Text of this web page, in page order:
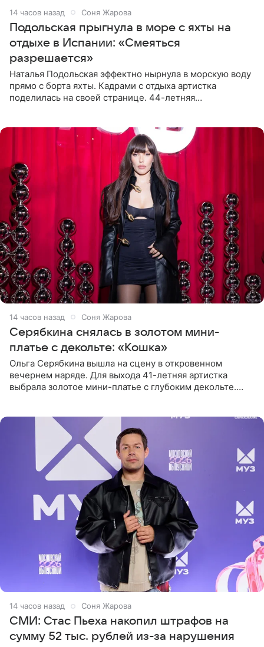
14 часов назад Соня Жарова
Подольская прыгнула в море с яхты на
отдыхе в Испании: «Смеяться
разрешается»
Наталья Подольская эффектно нырнула в морскую воду
прямо с борта яхты. Кадрами с отдыха артистка
поделилась на своей странице. 44-летняя
14 часов назад Соня Жарова
Серябкина снялась в золотом мини-
платье с декольте: «Кошка»
Ольга Серябкина вышла на сцену в откровенном
вечернем наряде. Для выхода 41-летняя артистка
выбрала золотое мини-платье с глубоким декольте.
14 часов назад Соня Жарова
СМИ: Стас Пьеха накопил штрафов на
сумму 52 тыс. рублей из-за нарушения